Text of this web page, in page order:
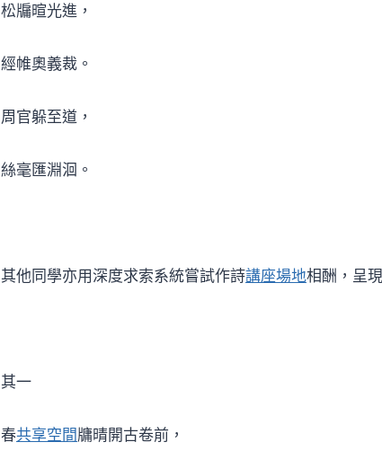
松牖暄光進，
經帷奧義裁。
周官躲至道，
絲毫匯淵洄。
其他同學亦用深度求索系統嘗試作詩講座場地相酬，呈
其一
春共享空間牗晴開古卷前，